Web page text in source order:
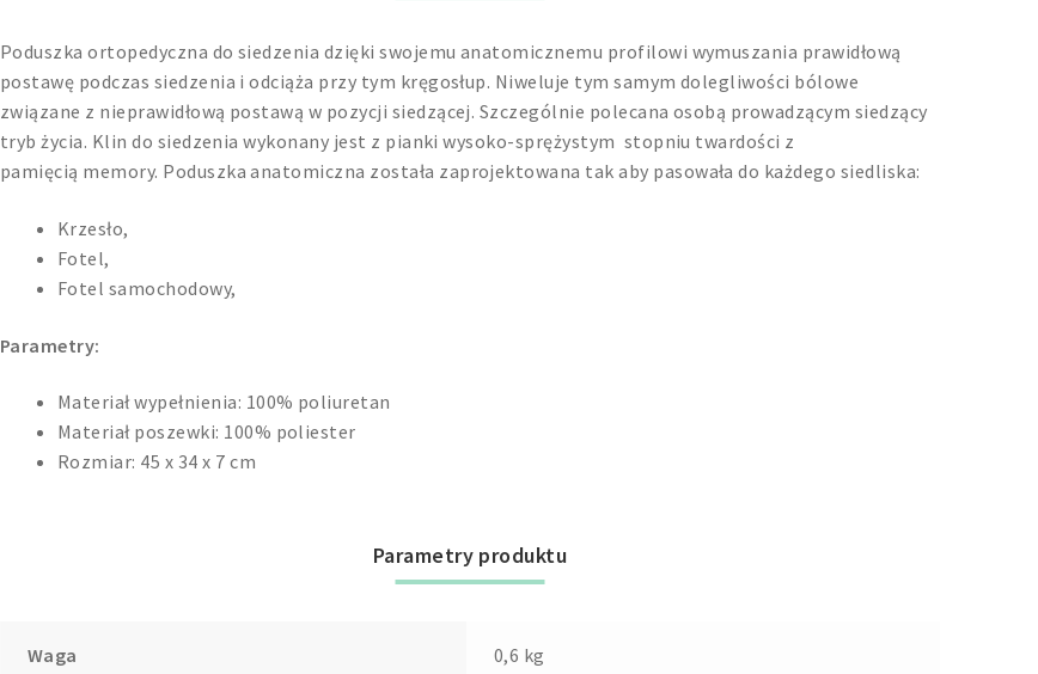
Poduszka ortopedyczna do siedzenia dzięki swojemu anatomicznemu profilowi wymuszania prawidłową
postawę podczas siedzenia i odciąża przy tym kręgosłup. Niweluje tym samym dolegliwości bólowe
związane z nieprawidłową postawą w pozycji siedzącej. Szczególnie polecana osobą prowadzącym siedzący
tryb życia. Klin do siedzenia wykonany jest z piankiwysoko-sprężystym stopniu twardości z
pamięcią memory. Poduszka anatomiczna została zaprojektowana tak aby pasowała do każdego siedliska:
Krzesło,
Fotel,
Fotel samochodowy,
Parametry:
Materiał wypełnienia: 100% poliuretan
Materiał poszewki: 100% poliester
Rozmiar: 45 x 34 x 7 cm
Parametry produktu
Waga 0,6 kg